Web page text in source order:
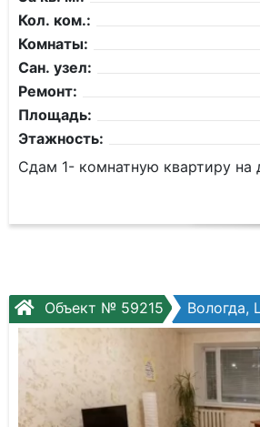
Кол. ком.:
Комнаты:
Сан. узел:
Ремонт:
Площадь:
Этажность:
Сдам 1- комнатную квартиру на
Объект № 59215 Вологда,